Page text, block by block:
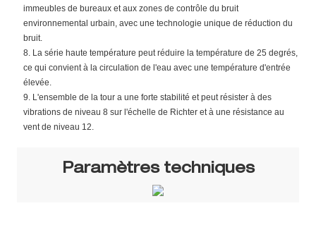
immeubles de bureaux et aux zones de contrôle du bruit
environnemental urbain, avec une technologie unique de réduction du
bruit.
8. La série haute température peut réduire la température de 25 degrés,
ce qui convient à la circulation de l'eau avec une température d'entrée
élevée.
9. L'ensemble de la tour a une forte stabilité et peut résister à des
vibrations de niveau 8 sur l'échelle de Richter et à une résistance au
vent de niveau 12.
Paramètres techniques